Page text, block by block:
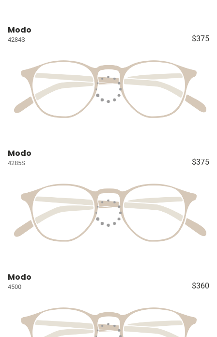
Modo
4284S $375
Modo
4285S $375
Modo
4500 $360